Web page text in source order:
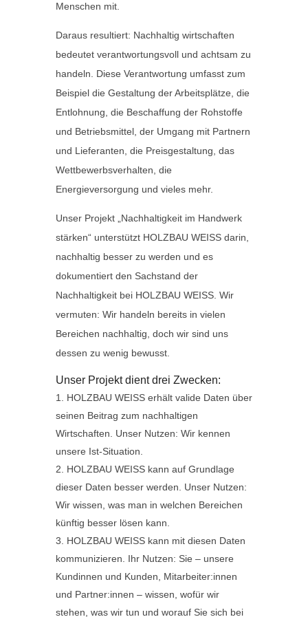
Menschen mit.
Daraus resultiert: Nachhaltig wirtschaften
bedeutet verantwortungsvoll und achtsam zu
handeln. Diese Verantwortung umfasst zum
Beispiel die Gestaltung der Arbeitsplätze, die
Entlohnung, die Beschaffung der Rohstoffe
und Betriebsmittel, der Umgang mit Partnern
und Lieferanten, die Preisgestaltung, das
Wettbewerbsverhalten, die
Energieversorgung und vieles mehr.
Unser Projekt „Nachhaltigkeit im Handwerk
stärken“ unterstützt HOLZBAU WEISS darin,
nachhaltig besser zu werden und es
dokumentiert den Sachstand der
Nachhaltigkeit bei HOLZBAU WEISS. Wir
vermuten: Wir handeln bereits in vielen
Bereichen nachhaltig, doch wir sind uns
dessen zu wenig bewusst.
Unser Projekt dient drei Zwecken:
HOLZBAU WEISS erhält valide Daten über
seinen Beitrag zum nachhaltigen
Wirtschaften. Unser Nutzen: Wir kennen
unsere Ist-Situation.
HOLZBAU WEISS kann auf Grundlage
dieser Daten besser werden. Unser Nutzen:
Wir wissen, was man in welchen Bereichen
künftig besser lösen kann.
HOLZBAU WEISS kann mit diesen Daten
kommunizieren. Ihr Nutzen: Sie – unsere
Kundinnen und Kunden, Mitarbeiter:innen
und Partner:innen – wissen, wofür wir
stehen, was wir tun und worauf Sie sich bei